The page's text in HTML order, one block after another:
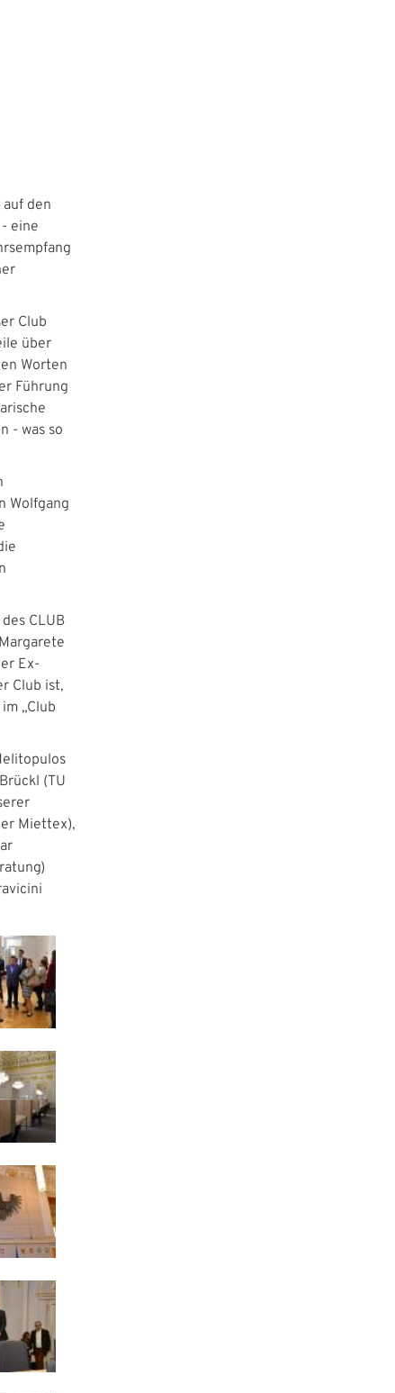
den
eine
Club
über
Worten
Führung
- was so
Wolfgang
CLUB
Ex-
Club ist,
„Club
(TU
Miettex),